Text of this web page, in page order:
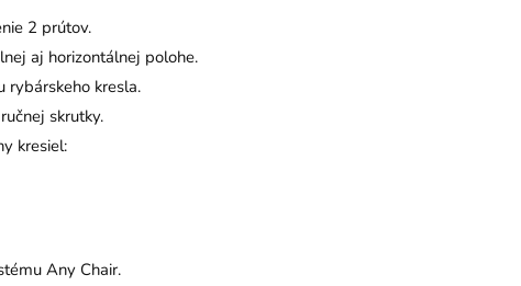
2 prútov.
aj horizontálnej polohe.
rybárskeho kresla.
skrutky.
kresiel:
Any Chair.